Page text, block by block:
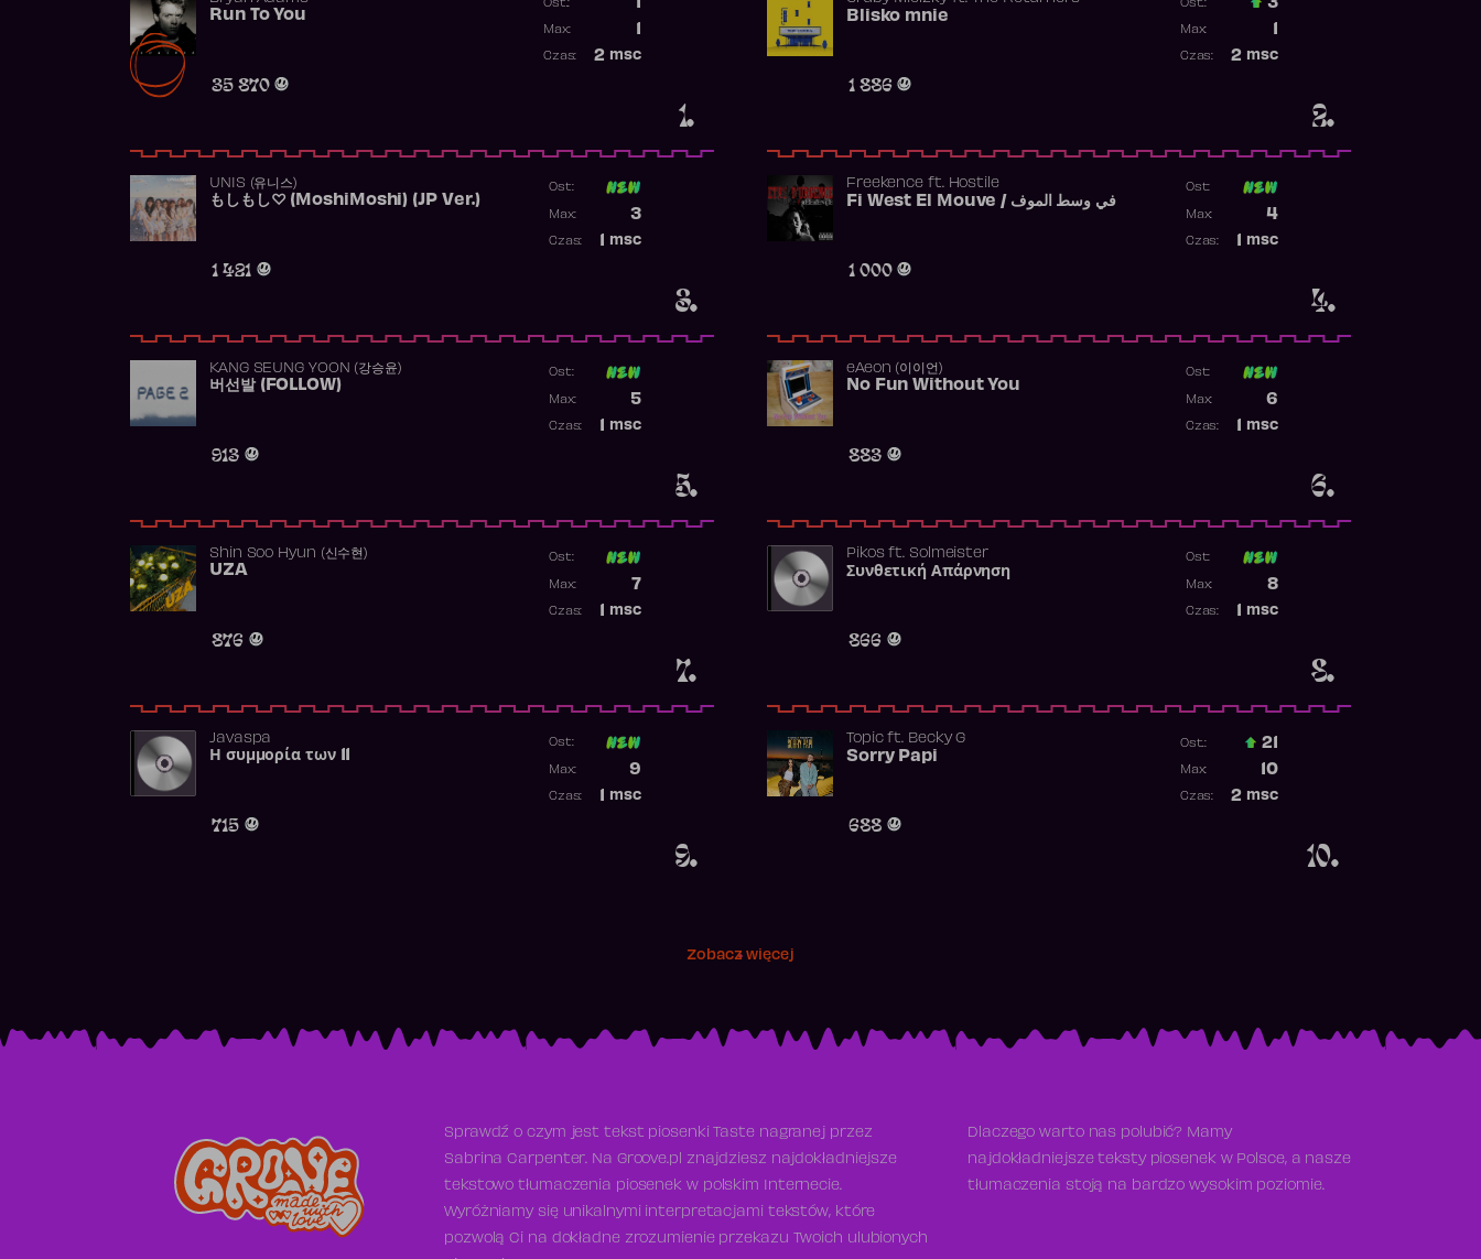
1.
Run To You
35 870
Ost.:
Max:
2 msc
Czas:
2.
Blisko mnie
1 886
Ost.:
Max:
2 msc
Czas:
3.
UNIS (유니스)
もしもし♡ (MoshiMoshi) (JP Ver.)
1 421
Ost:
3
Max:
msc
Czas:
4.
Freekence ft. Hostile
Fi West El Mouve / في وسط الموف
1 000
Ost:
4
Max:
msc
Czas:
5.
KANG SEUNG YOON (강승윤)
버선발 (FOLLOW)
913
Ost:
5
Max:
msc
Czas:
6.
​eAeon (이이언)
No Fun Without You
883
Ost:
6
Max:
msc
Czas:
7.
Shin Soo Hyun (신수현)
UZA
876
Ost:
7
Max:
msc
Czas:
8.
Pikosft. Solmeister
Συνθετική Απάρνηση
866
Ost:
8
Max:
msc
Czas:
9.
Javaspa
Η συμμορία των 11
715
Ost:
9
Max:
msc
Czas:
10.
Topicft. Becky G
Sorry Papi
688
Ost.: 21
10
Max:
2 msc
Czas:
Zobacz więcej
Sprawdź o czym jest tekst piosenki Taste nagranej przez
Sabrina Carpenter. Na Groove.pl znajdziesz najdokładniejsze
tekstowo tłumaczenia piosenek w polskim Internecie.
Wyróżniamy się unikalnymi interpretacjami tekstów, które
pozwolą Ci na dokładne zrozumienie przekazu Twoich ulubionych
Dlaczego warto nas polubić? Mamy
najdokładniejsze teksty piosenek w Polsce, a nasze
tłumaczenia stoją na bardzo wysokim poziomie.